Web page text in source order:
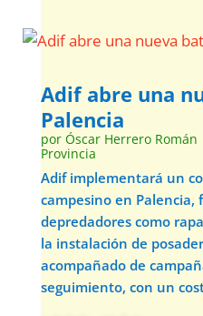
Adif abre una
Palencia
por Óscar Herrero Román
Provincia
Adif implementará un
campesino en Palencia,
depredadores como
la instalación de
acompañado de
seguimiento, con un